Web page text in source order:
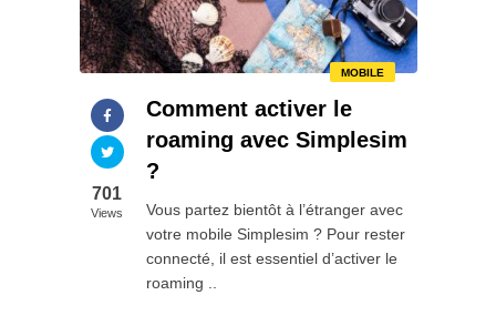
MOBILE
701
Views
Comment activer le
roaming avec Simplesim
?
Vous partez bientôt à l’étranger avec
votre mobile Simplesim ? Pour rester
connecté, il est essentiel d’activer le
roaming ..